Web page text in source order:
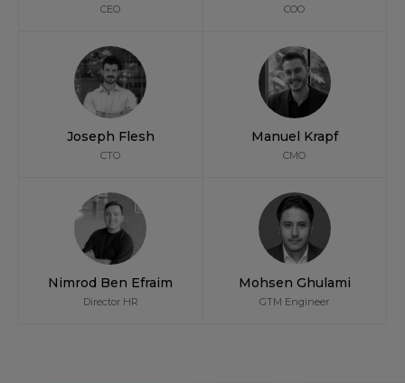
CEO COO
Joseph Flesh
CTO
Manuel Krapf
CMO
Nimrod Ben Efraim
Director HR
Mohsen Ghulami
GTM Engineer